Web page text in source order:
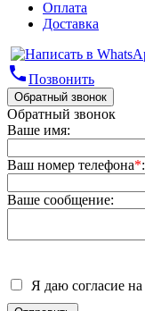
Оплата
Доставка
phoneПозвонить
Обратный звонок
Обратный звонок
Ваше имя:
Ваш номер телефона*:
Ваше сообщение:
Я даю согласие на